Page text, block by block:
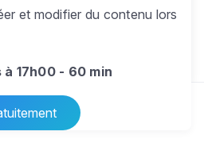
et modifier du contenu lors
17h00 - 60 min